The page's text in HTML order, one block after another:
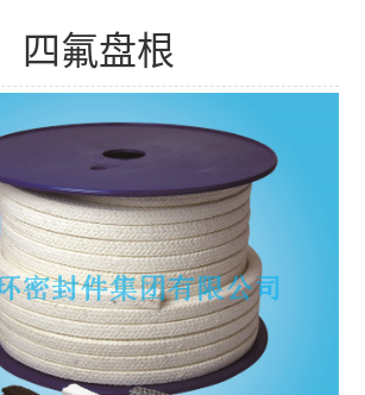
四氟盘根